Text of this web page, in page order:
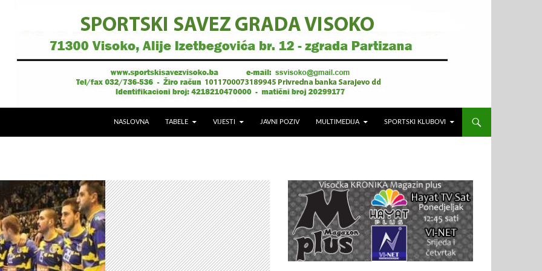
NASLOVNA TABELE VIJESTI JAVNI POZIV MULTIMEDIJA SPORTSKI KLUBOVI